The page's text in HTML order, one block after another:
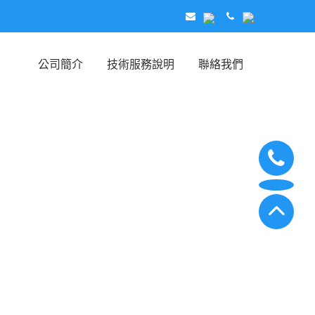
公司簡介 技術服務說明 聯絡我們